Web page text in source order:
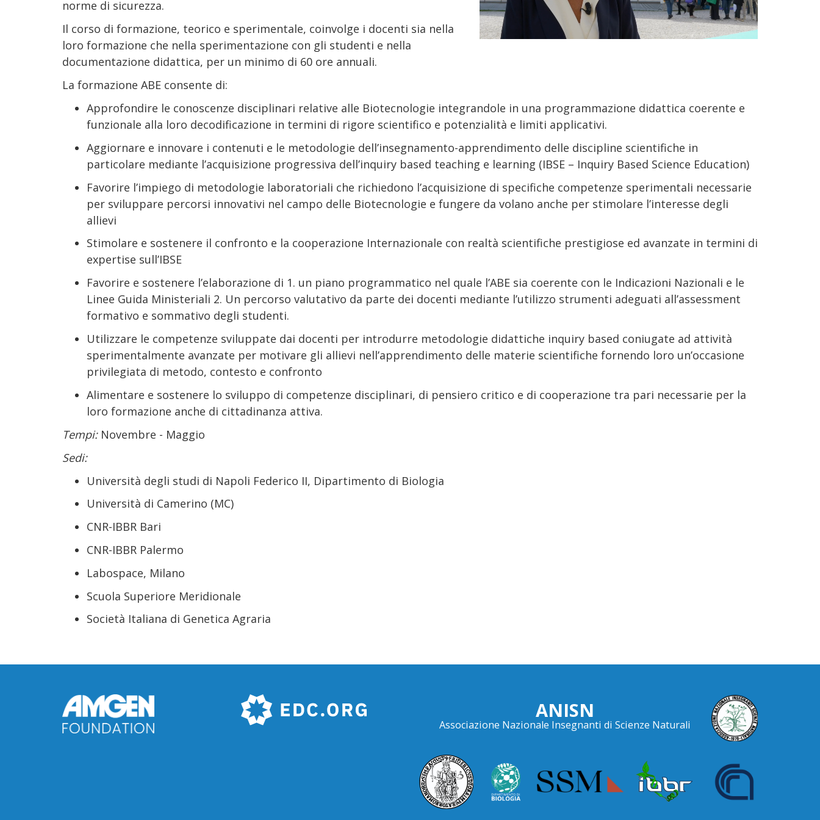
norme di sicurezza.
Il corso di formazione, teorico e sperimentale, coinvolge i docenti sia nella
loro formazione che nella sperimentazione con gli studenti e nella
documentazione didattica, per un minimo di 60 ore annuali.
La formazione ABE consente di:
Approfondire le conoscenze disciplinari relative alle Biotecnologie integrandole in una programmazione didattica coerente e
funzionale alla loro decodificazione in termini di rigore scientifico e potenzialità e limiti applicativi.
Aggiornare e innovare i contenuti e le metodologie dell’insegnamento-apprendimento delle discipline scientifiche in
particolare mediante l’acquisizione progressiva dell’inquiry based teaching e learning (IBSE – Inquiry Based Science Education)
Favorire l’impiego di metodologie laboratoriali che richiedono l’acquisizione di specifiche competenze sperimentali necessarie
per sviluppare percorsi innovativi nel campo delle Biotecnologie e fungere da volano anche per stimolare l’interesse degli
allievi
Stimolare e sostenere il confronto e la cooperazione Internazionale con realtà scientifiche prestigiose ed avanzate in termini di
expertise sull’IBSE
Favorire e sostenere l’elaborazione di 1. un piano programmatico nel quale l’ABE sia coerente con le Indicazioni Nazionali e le
Linee Guida Ministeriali 2. Un percorso valutativo da parte dei docenti mediante l’utilizzo strumenti adeguati all’assessment
formativo e sommativo degli studenti.
Utilizzare le competenze sviluppate dai docenti per introdurre metodologie didattiche inquiry based coniugate ad attività
sperimentalmente avanzate per motivare gli allievi nell’apprendimento delle materie scientifiche fornendo loro un’occasione
privilegiata di metodo, contesto e confronto
Alimentare e sostenere lo sviluppo di competenze disciplinari, di pensiero critico e di cooperazione tra pari necessarie per la
loro formazione anche di cittadinanza attiva.
Tempi:Novembre - Maggio
Sedi:
Università degli studi di Napoli Federico II, Dipartimento di Biologia
Università di Camerino (MC)
CNR-IBBR Bari
CNR-IBBR Palermo
Labospace, Milano
Scuola Superiore Meridionale
Società Italiana di Genetica Agraria
ANISN
Associazione Nazionale Insegnanti di Scienze Naturali